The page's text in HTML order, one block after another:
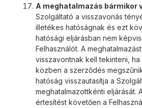
A meghatalmazás bármikor
Szolgáltató a visszavonás
illetékes hatóságnak és ezt
hatósági eljárásban nem
Felhasználót. A
visszavontnak kell tekinteni, ha
közben a szerződés
hatóság visszautasítja a
meghatalmazottkénti eljárását.
értesítést követően a